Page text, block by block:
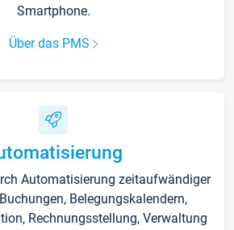
Smartphone.
Über das PMS
Automatisierung zeitaufwändiger
Belegungskalendern,
Rechnungsstellung, Verwaltung